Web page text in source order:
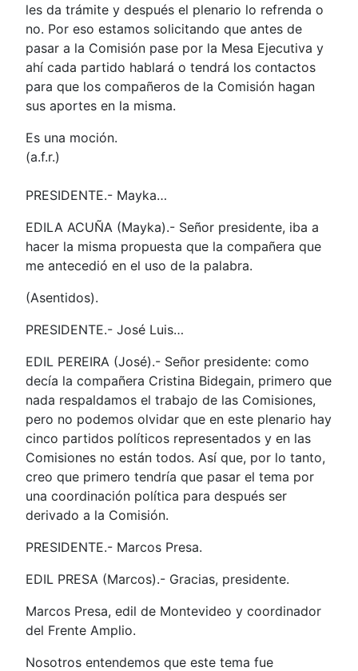
les da trámite y después el plenario lo refrenda o
no. Por eso estamos solicitando que antes de
pasar a la Comisión pase por la Mesa Ejecutiva y
ahí cada partido hablará o tendrá los contactos
para que los compañeros de la Comisión hagan
sus aportes en la misma.
Es una moción.
(a.f.r.)
PRESIDENTE.- Mayka…
EDILA ACUÑA (Mayka).- Señor presidente, iba a
hacer la misma propuesta que la compañera que
me antecedió en el uso de la palabra.
(Asentidos).
PRESIDENTE.- José Luis…
EDIL PEREIRA (José).- Señor presidente: como
decía la compañera Cristina Bidegain, primero que
nada respaldamos el trabajo de las Comisiones,
pero no podemos olvidar que en este plenario hay
cinco partidos políticos representados y en las
Comisiones no están todos. Así que, por lo tanto,
creo que primero tendría que pasar el tema por
una coordinación política para después ser
derivado a la Comisión.
PRESIDENTE.- Marcos Presa.
EDIL PRESA (Marcos).- Gracias, presidente.
Marcos Presa, edil de Montevideo y coordinador
del Frente Amplio.
Nosotros entendemos que este tema fue